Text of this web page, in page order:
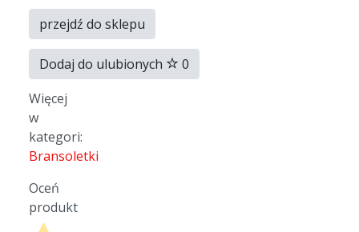
przejdź do sklepu
Dodaj do ulubionych
0
Więcej
w
kategori:
Bransoletki
Oceń
produkt